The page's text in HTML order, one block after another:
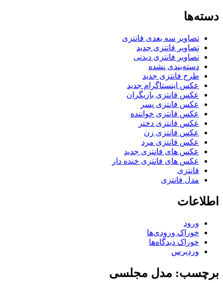
دسته‌ها
تصاویر سه بعدی فانتزی
تصاویر فانتزی جدید
تصاویر فانتزی دیدنی
دسته‌بندی نشده
طرح فانتزی جدید
عکس اینستاگرام جدید
عکس فانتزی بازیگران
عکس فانتزی پسر
عکس فانتزی خواننده
عکس فانتزی دختر
عکس فانتزی زن
عکس فانتزی مرد
عکس های فانتزی جدید
عکس های فانتزی خنده دار
فانتزی
مدل فانتزی
اطلاعات
ورود
خوراک ورودی‌ها
خوراک دیدگاه‌ها
وردپرس
برچسب: مدل مجلسی